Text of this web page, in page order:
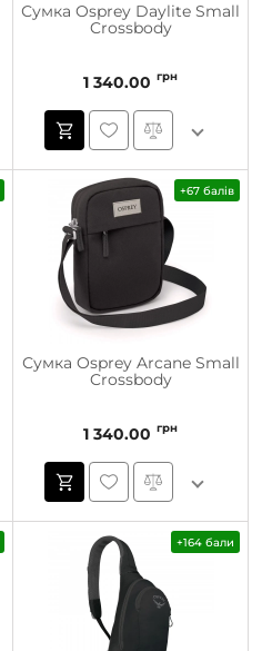
Сумка Osprey Daylite Small
Crossbody
1 340.00 грн
+67 балів
Сумка Osprey Arcane Small
Crossbody
1 340.00 грн
+164 бали